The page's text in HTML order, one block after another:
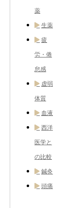
薬
生薬
疲
労・倦
怠感
虚弱
体質
血液
西洋
医学と
の比較
鍼灸
頭痛